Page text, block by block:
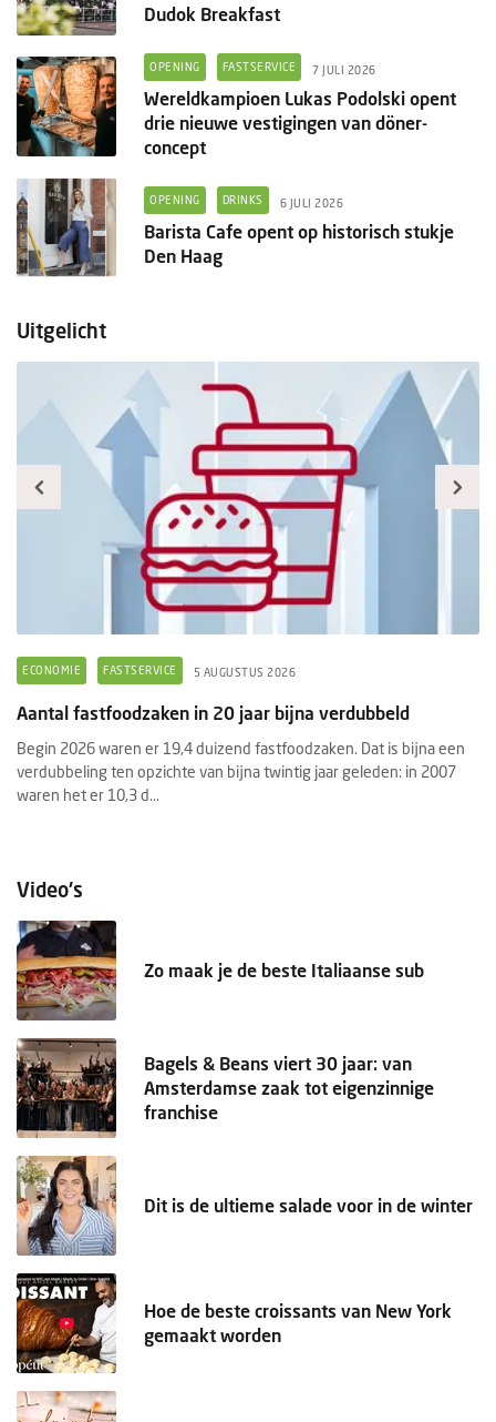
Dudok Breakfast
OPENING FASTSERVICE 7 JULI 2026
Wereldkampioen Lukas Podolski opent
drie nieuwe vestigingen van döner-
concept
OPENING DRINKS 6 JULI 2026
Barista Cafe opent op historisch stukje
Den Haag
Uitgelicht
ECONOMIE FASTSERVICE 5 AUGUSTUS 2026
Aantal fastfoodzaken in 20 jaar bijna verdubbeld
Begin 2026 waren er 19,4 duizend fastfoodzaken. Dat is bijna een
verdubbeling ten opzichte van bijna twintig jaar geleden: in 2007
waren het er 10,3 d...
Video's
Zo maak je de beste Italiaanse sub
Bagels & Beans viert 30 jaar: van
Amsterdamse zaak tot eigenzinnige
franchise
Dit is de ultieme salade voor in de winter
Hoe de beste croissants van New York
gemaakt worden